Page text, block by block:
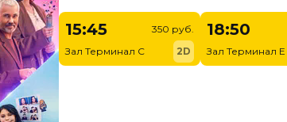
15:45
Зал Терминал C
350 руб.
2D
18:50
Зал Терминал E